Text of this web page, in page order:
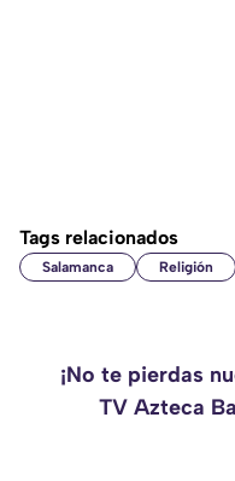
Tags relacionados
Salamanca Religión
¡No te pierdas
TV Azteca